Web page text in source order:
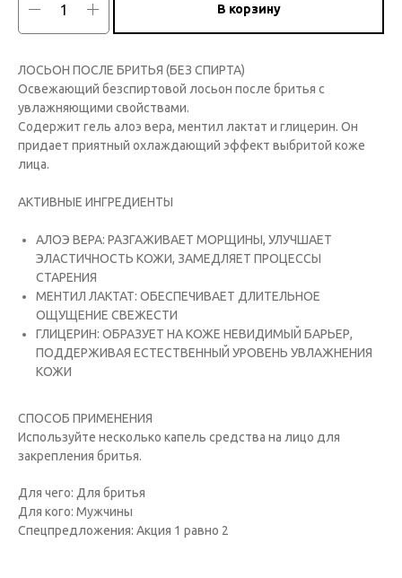
В корзину
ЛОСЬОН ПОСЛЕ БРИТЬЯ (БEЗ СПИРТА)
Освежающий безспиртовой лосьон после бритья с
увлажняющими свойствами.
Содержит гель алоэ вера, ментил лактат и глицерин. Он
придает приятный охлаждающий эффект выбритой коже
лица.
АКТИВНЫЕ ИНГРЕДИЕНТЫ
АЛОЭ ВЕРА: РАЗГАЖИВАЕТ МОРЩИНЫ, УЛУЧШАЕТ
ЭЛАСТИЧНОСТЬ КОЖИ, ЗАМЕДЛЯЕТ ПРОЦЕССЫ
СТАРЕНИЯ
МЕНТИЛ ЛАКТАТ: ОБЕСПЕЧИВАЕТ ДЛИТЕЛЬНОЕ
ОЩУЩЕНИЕ СВЕЖЕСТИ
ГЛИЦЕРИН: ОБРАЗУЕТ НА КОЖЕ НЕВИДИМЫЙ БАРЬЕР,
ПОДДЕРЖИВАЯ ЕСТЕСТВЕННЫЙ УРОВЕНЬ УВЛАЖНЕНИЯ
КОЖИ
СПОСОБ ПРИМЕНЕНИЯ
Используйте несколько капель средства на лицо для
закрепления бритья.
Для чего: Для бритья
Для кого: Мужчины
Спецпредложения: Акция 1 равно 2